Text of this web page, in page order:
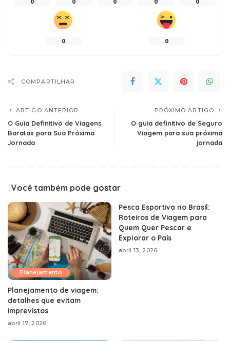
0 0
COMPARTILHAR
ARTIGO ANTERIOR
O Guia Definitivo de Viagens
Baratas para Sua Próxima
Jornada
PRÓXIMO ARTIGO
O guia definitivo de Seguro
Viagem para sua próxima
jornada
Você também pode gostar
Planejamento
Planejamento de viagem:
detalhes que evitam
imprevistos
abril 17, 2026
Pesca Esportiva no Brasil:
Roteiros de Viagem para
Quem Quer Pescar e
Explorar o País
abril 13, 2026